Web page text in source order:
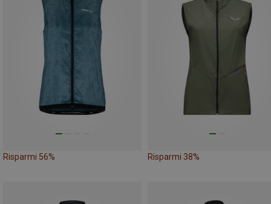
Risparmi 56% Risparmi 38%